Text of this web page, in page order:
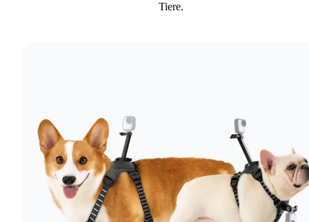
Tiere.